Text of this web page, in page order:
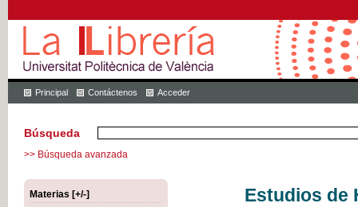
Principal Contáctenos Acceder
Búsqueda
>> Búsqueda avanzada
Materias [+/-]
Estudios de